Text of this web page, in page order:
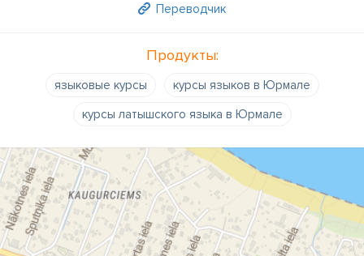
Переводчик
Продукты:
языковые курсы
курсы языков в Юрмале
курсы латышского языка в Юрмале